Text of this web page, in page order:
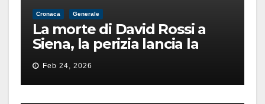
Cronaca Generale
La morte di David Rossi a
Siena, la perizia lancia la
pista di un’intimidazione
finita male
Feb 24, 2026